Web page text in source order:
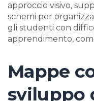
approccio visivo,
schemi per
gli studenti con
apprendimento,
Mappe
sviluppo